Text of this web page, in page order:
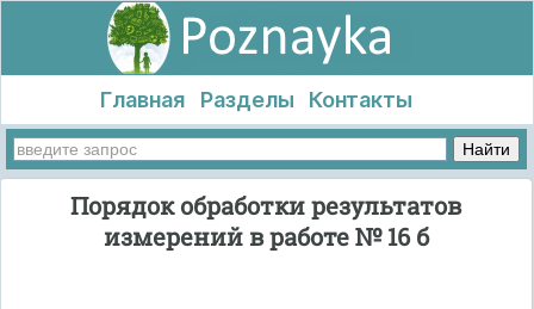
Главная Разделы Контакты
Порядок обработки результатов
измерений в работе № 16 б